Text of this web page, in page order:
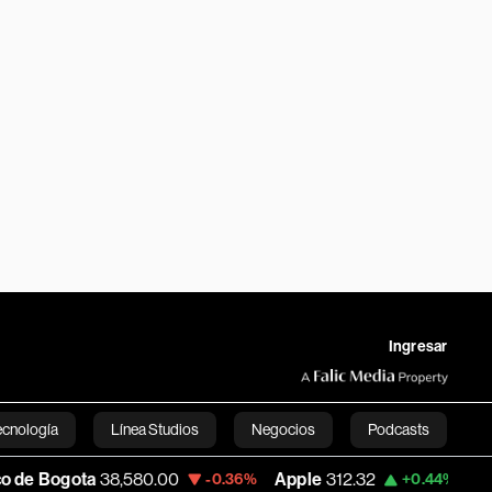
Ingresar
Línea Studios Negocios Podcasts
English-0.36% Apple 312.32 +0.44% USD COP